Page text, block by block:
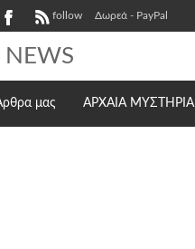
follow Δωρεά - PayPal
NEWS
μας ΑΡΧΑΙΑ ΜΥΣΤΗΡΙΑ